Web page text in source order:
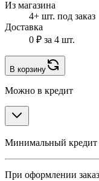
Из магазина
4+ шт. под заказ
Доставка
0 ₽ за 4 шт.
В корзину
Можно в кредит
Минимальный кредит
При оформлении